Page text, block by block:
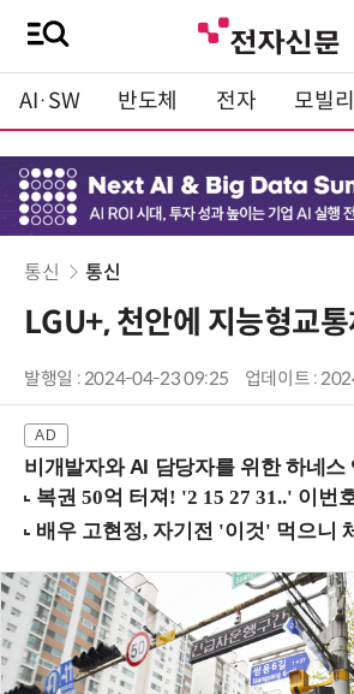
AI·SW 반도체 전자 모빌리
통신 통신
LGU+, 천안에 지능형교
발행일 : 2024-04-23 09:25 업데이트 :
비개발자와 AI 담당자를 위한 하네스 엔지니어링 입문과